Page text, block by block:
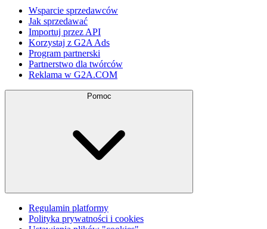
Wsparcie sprzedawców
Jak sprzedawać
Importuj przez API
Korzystaj z G2A Ads
Program partnerski
Partnerstwo dla twórców
Reklama w G2A.COM
Pomoc
Regulamin platformy
Polityka prywatności i cookies